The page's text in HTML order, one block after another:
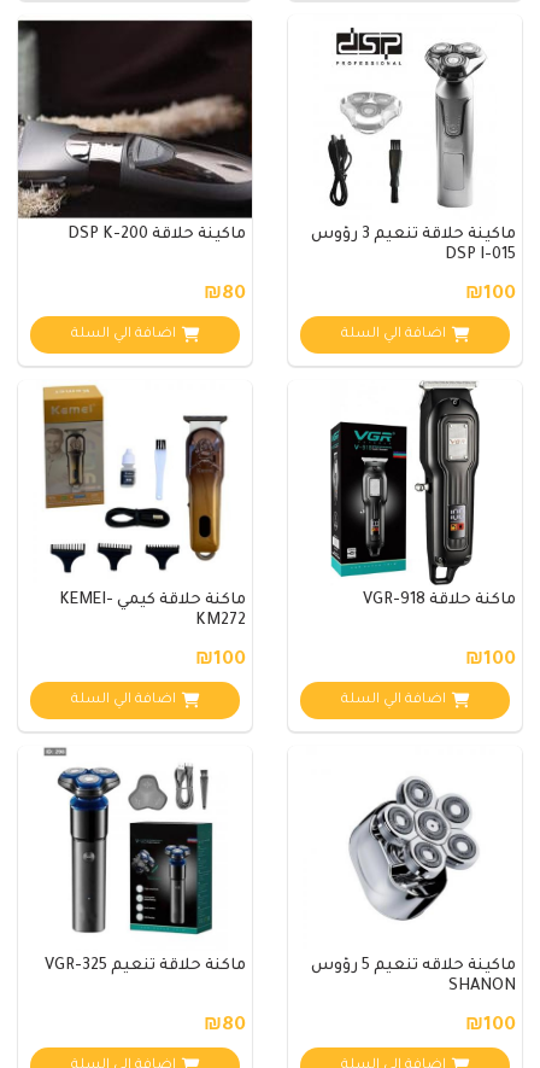
ماكينة حلاقة تنعيم 3 رؤوس
DSP I-015
₪100
اضافة الي السلة
ماكينة حلاقة DSP K-200
₪80
اضافة الي السلة
ماكنة حلاقة VGR-918
₪100
اضافة الي السلة
ماكنة حلاقة كيمي KEMEI-
KM272
₪100
اضافة الي السلة
ماكينة حلاقه تنعيم 5 رؤوس
SHANON
₪100
ماكنة حلاقة تنعيم VGR-325
₪80